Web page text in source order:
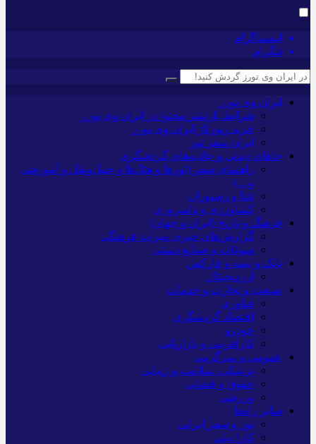
اینستاگرام
تلگرام
ایران وی تورز
شرایط بازنشر محتوا در ایران وی تورز
خرید رپورتاژ ایران وی تورز
ایران سفر تور
جاهای دیدنی و جاذبه‌های گردشگری
راهنمای سفر (تورها و هتل‌ها و حمل‌و‌نقل و آموزشی
و…)
غذا و رستوران
کشاورزی و دامپروری
فرهنگ و تاریخ (ایران و جهان)
گزارش‌های خبری میراث فرهنگی
سوغات و صنایع دستی
بانک و بیمه و فارکس
ارزدیجیتال
صنعت و تجارت و خدمات
فناوری
اقتصاد گردشگری
خودرو
کارآفرینی و بازاریابی
عمومی و سرگرمی
پزشکی، سلامت و زیبایی
حقوق و قضایی
ورزشی
سایر راه‌ها
تور و سفر ایرانی
کارا دیلی